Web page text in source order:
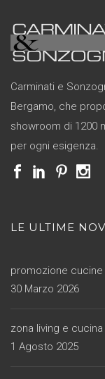
Carminati e
Bergamo, che
showroom di 1200
per ogni esigenza.
LE ULTIME
promozione
30 Marzo 2026
zona living e
1 Agosto 2025